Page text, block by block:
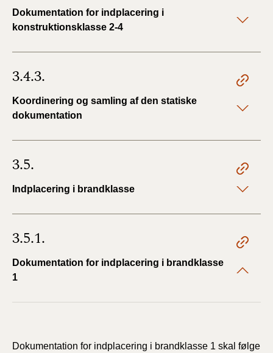
Dokumentation for indplacering i
konstruktionsklasse 2-4
3.4.3.
Koordinering og samling af den statiske
dokumentation
3.5.
Indplacering i brandklasse
3.5.1.
Dokumentation for indplacering i brandklasse
1
Dokumentation for indplacering i brandklasse 1 skal følge